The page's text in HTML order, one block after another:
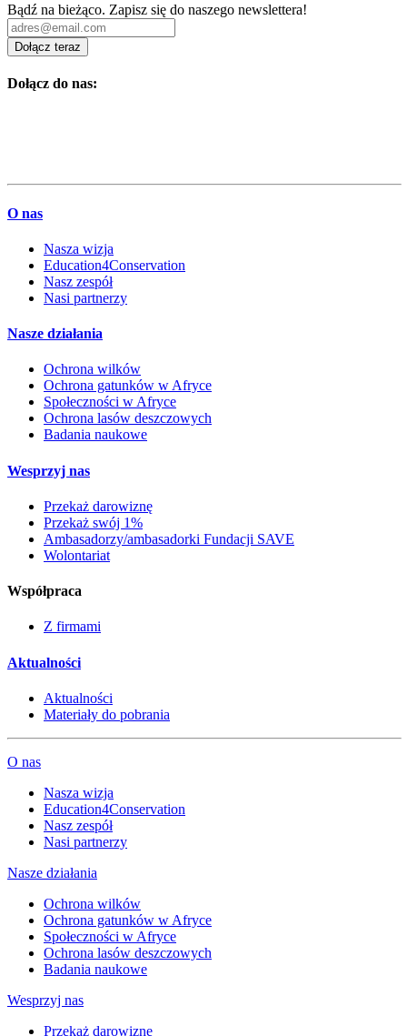
Bądź na bieżąco. Zapisz się do naszego newslettera!
Dołącz teraz
Dołącz do nas:
O nas
Nasza wizja
Education4Conservation
Nasz zespół
Nasi partnerzy
Nasze działania
Ochrona wilków
Ochrona gatunków w Afryce
Społeczności w Afryce
Ochrona lasów deszczowych
Badania naukowe
Wesprzyj nas
Przekaż darowiznę
Przekaż swój 1%
Ambasadorzy/ambasadorki Fundacji SAVE
Wolontariat
Współpraca
Z firmami
Aktualności
Aktualności
Materiały do pobrania
O nas
Nasza wizja
Education4Conservation
Nasz zespół
Nasi partnerzy
Nasze działania
Ochrona wilków
Ochrona gatunków w Afryce
Społeczności w Afryce
Ochrona lasów deszczowych
Badania naukowe
Wesprzyj nas
Przekaż darowiznę